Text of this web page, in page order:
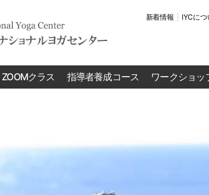
新着情報 IYCにつ
ZOOMクラス 指導者養成コース ワークショッ